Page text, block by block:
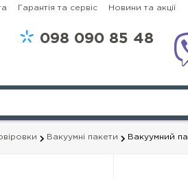
Гарантія та сервіс Новини та акції
098 090 85 48
Вакуумні пакети Вакуумний